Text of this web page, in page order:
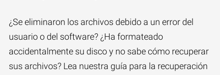
¿Se eliminaron los archivos debido a un error del
usuario o del software? ¿Ha formateado
accidentalmente su disco y no sabe cómo recuperar
sus archivos? Lea nuestra guía para la recuperación